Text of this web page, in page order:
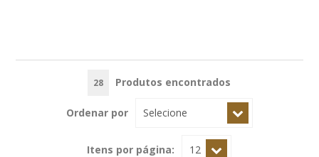
28 Produtos encontrados
Ordenar por
Itens por página: